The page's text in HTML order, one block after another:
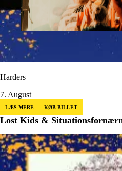
Harders
7. August
LÆS MERE KØB BILLET
Lost Kids &